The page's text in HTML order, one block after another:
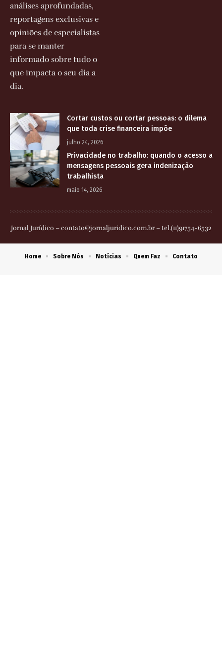
análises aprofundadas,
reportagens exclusivas e
opiniões de especialistas
para se manter
informado sobre tudo o
que impacta o seu dia a
dia.
Cortar custos ou cortar pessoas: o dilema
que toda crise financeira impõe
julho 24, 2026
Privacidade no trabalho: quando o acesso a
mensagens pessoais gera indenização
trabalhista
maio 14, 2026
Jornal Jurídico –contato@jornaljuridico.com.br– tel.(11)91754-6532
Home Sobre Nós Notícias Quem Faz Contato